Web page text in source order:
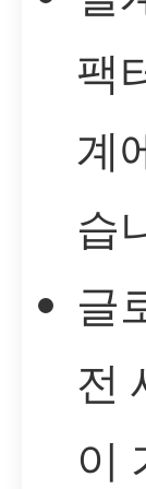
팩
계
습
글
전
이